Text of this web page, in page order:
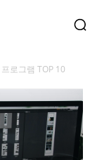
로그램 TOP 10